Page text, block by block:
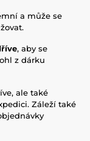
a může se
, aby se
z dárku
ale také
Záleží také